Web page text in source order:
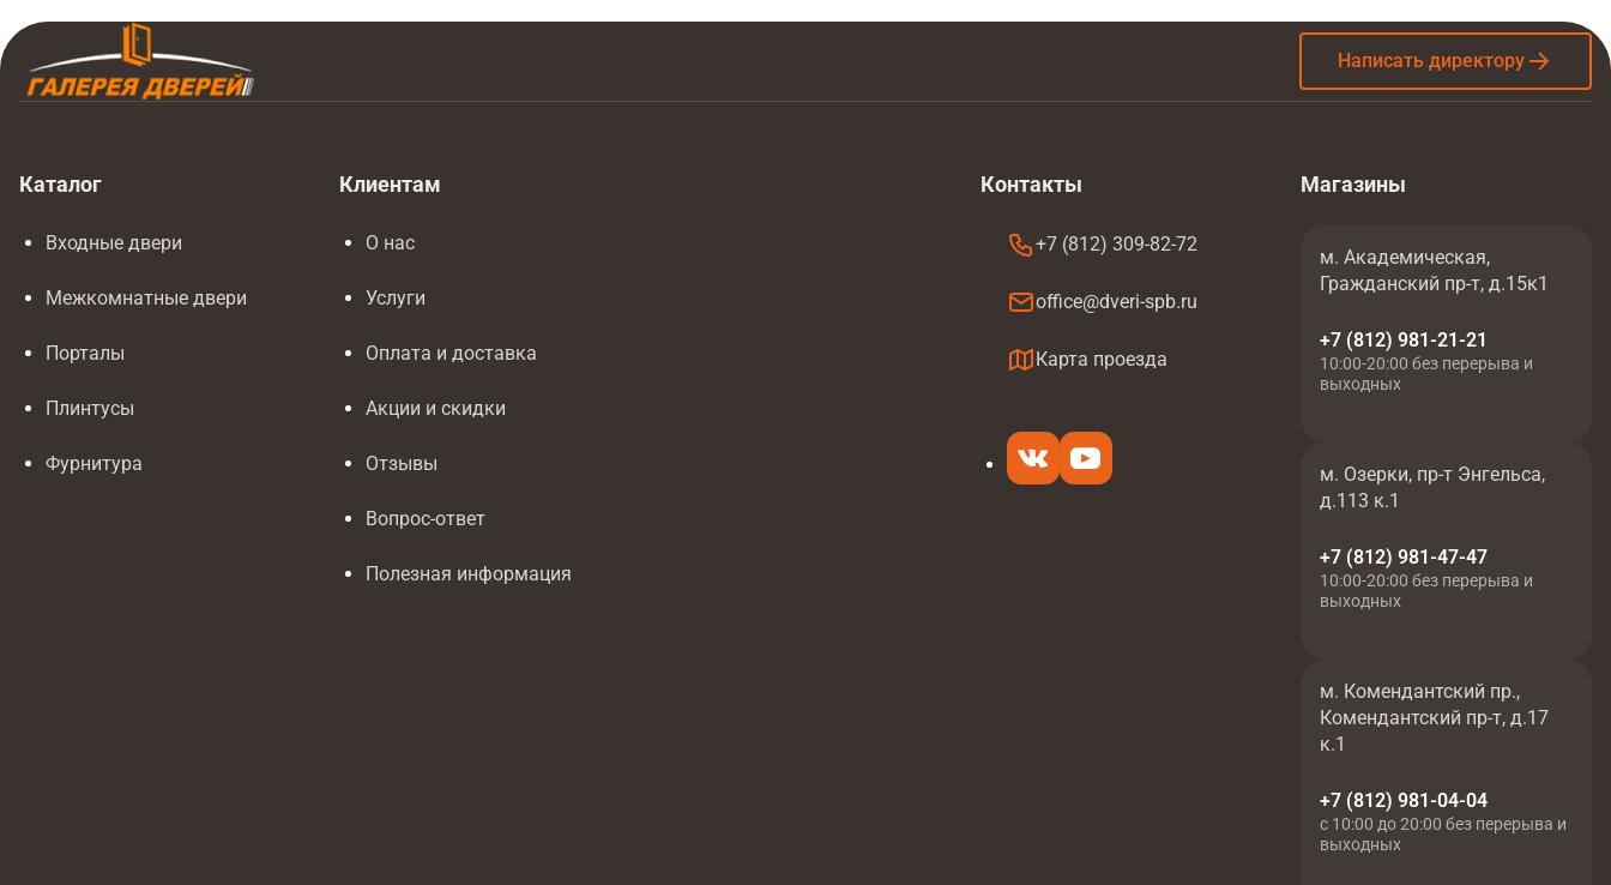
Написать директору
Каталог
Входные двери
Межкомнатные двери
Порталы
Плинтусы
Фурнитура
Клиентам
О нас
Услуги
Оплата и доставка
Акции и скидки
Отзывы
Вопрос-ответ
Полезная информация
Контакты
+7 (812) 309-82-72
office@dveri-spb.ru
Карта проезда
Магазины
м. Академическая,
Гражданский пр-т, д.15к1
+7 (812) 981-21-21
10:00-20:00 без перерыва и
выходных
м. Озерки, пр-т Энгельса,
д.113 к.1
+7 (812) 981-47-47
10:00-20:00 без перерыва и
выходных
м. Комендантский пр.,
Комендантский пр-т, д.17
к.1
+7 (812) 981-04-04
с 10:00 до 20:00 без перерыва и
выходных